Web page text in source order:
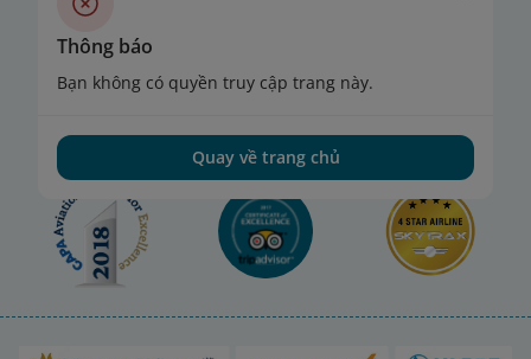
Giải thưởng của Vietnam Airlines
Thông báo
Bạn không có quyền truy cập trang này.
Quay về trang chủ